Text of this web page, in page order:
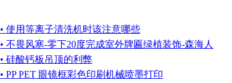
• 使用等离子清洗机时该注意哪些
• 不畏风寒-零下20度完成室外牌匾绿植装饰-森海人
• 硅酸钙板吊顶的利弊
• PP PET 眼镜框彩色印刷机械喷墨打印